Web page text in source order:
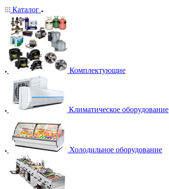
Каталог
Комплектующие
Климатическое оборудование
Холодильное оборудование